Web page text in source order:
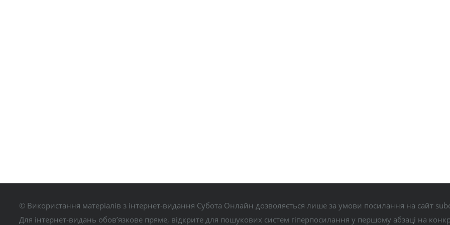
© Використання матеріалів з інтернет-видання Субота Онлайн дозволяється лише за умови посилання на сайт
Для інтернет-видань обов’язкове пряме, відкрите для пошукових систем гіперпосилання у першому абзаці на